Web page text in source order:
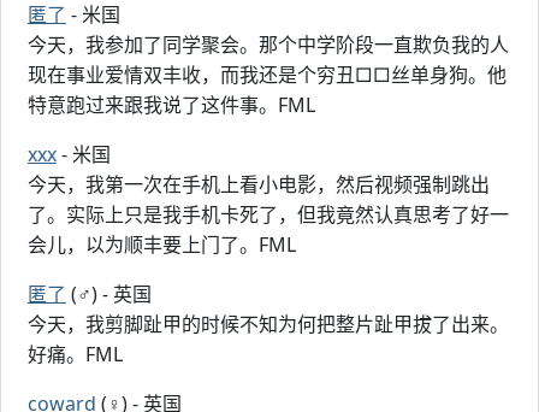
匿了 - 米国
今天，我参加了同学聚会。那个中学阶段一直欺负我的人
现在事业爱情双丰收，而我还是个穷丑□□丝单身狗。他
特意跑过来跟我说了这件事。FML
xxx- 米国
今天，我第一次在手机上看小电影，然后视频强制跳出
了。实际上只是我手机卡死了，但我竟然认真思考了好一
会儿，以为顺丰要上门了。FML
匿了 (♂) - 英国
今天，我剪脚趾甲的时候不知为何把整片趾甲拔了出来。
好痛。FML
coward (♀) - 英国